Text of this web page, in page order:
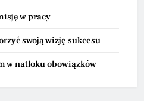
w pracy
swoją wizję sukcesu
w natłoku obowiązków